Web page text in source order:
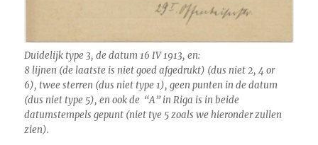
Duidelijk type 3, de datum 16 IV 1913, en:
8 lijnen (de laatste is niet goed afgedrukt) (dus niet 2, 4 or
6), twee sterren (dus niet type 1), geen punten in de datum
(dus niet type 5), en ook de “A” in Riga is in beide
datumstempels gepunt (niet tye 5 zoals we hieronder zullen
zien).